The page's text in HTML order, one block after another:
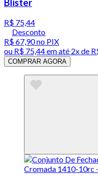
Blister
R$ 75,44
Desconto
R$ 67,90no PIX
ou R$ 75,44em até 2x de
COMPRAR AGORA